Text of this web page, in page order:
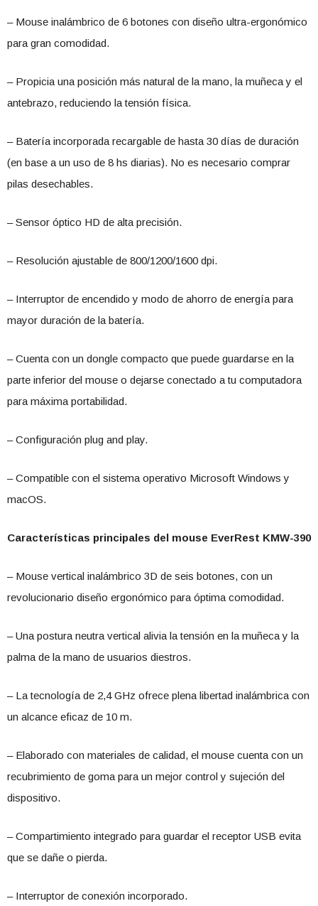
– Mouse inalámbrico de 6 botones con diseño ultra-ergonómico
para gran comodidad.
– Propicia una posición más natural de la mano, la muñeca y el
antebrazo, reduciendo la tensión física.
– Batería incorporada recargable de hasta 30 días de duración
(en base a un uso de 8 hs diarias). No es necesario comprar
pilas desechables.
– Sensor óptico HD de alta precisión.
– Resolución ajustable de 800/1200/1600 dpi.
– Interruptor de encendido y modo de ahorro de energía para
mayor duración de la batería.
– Cuenta con un dongle compacto que puede guardarse en la
parte inferior del mouse o dejarse conectado a tu computadora
para máxima portabilidad.
– Configuración plug and play.
– Compatible con el sistema operativo Microsoft Windows y
macOS.
Características principales del mouse EverRest KMW-390
– Mouse vertical inalámbrico 3D de seis botones, con un
revolucionario diseño ergonómico para óptima comodidad.
– Una postura neutra vertical alivia la tensión en la muñeca y la
palma de la mano de usuarios diestros.
– La tecnología de 2,4 GHz ofrece plena libertad inalámbrica con
un alcance eficaz de 10 m.
– Elaborado con materiales de calidad, el mouse cuenta con un
recubrimiento de goma para un mejor control y sujeción del
dispositivo.
– Compartimiento integrado para guardar el receptor USB evita
que se dañe o pierda.
– Interruptor de conexión incorporado.